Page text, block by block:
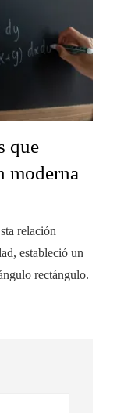
que
moderna
relación
estableció un
rectángulo.